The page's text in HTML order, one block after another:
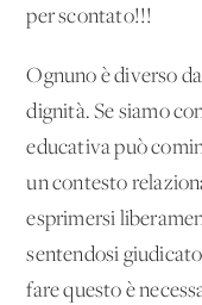
per scontato!!!
Ognuno è diverso
dignità. Se siamo
educativa può
un contesto
esprimersi
sentendosi
fare questo è